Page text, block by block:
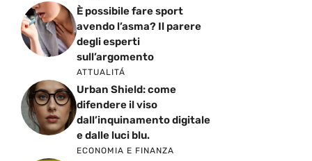
È possibile fare sport
avendo l’asma? Il parere
degli esperti
sull’argomento
ATTUALITÁ
Urban Shield: come
difendere il viso
dall’inquinamento digitale
e dalle luci blu.
ECONOMIA E FINANZA